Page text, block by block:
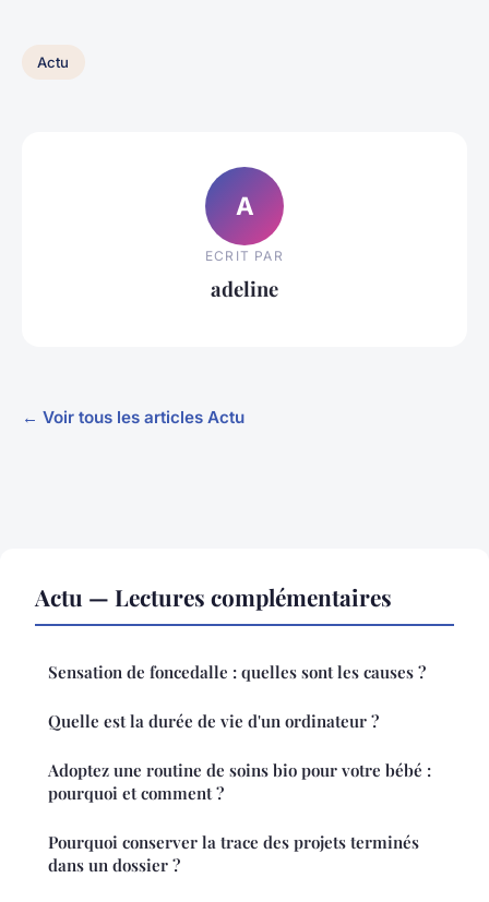
Actu
A
ECRIT PAR
adeline
← Voir tous les articles Actu
Actu — Lectures complémentaires
Sensation de foncedalle : quelles sont les causes ?
Quelle est la durée de vie d'un ordinateur ?
Adoptez une routine de soins bio pour votre bébé :
pourquoi et comment ?
Pourquoi conserver la trace des projets terminés
dans un dossier ?